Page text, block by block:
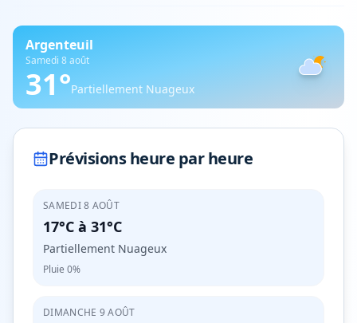
Argenteuil
Samedi 8 août
31°Partiellement Nuageux
Prévisions heure par heure
SAMEDI 8 AOÛT
17°C à 31°C
Partiellement Nuageux
Pluie 0%
DIMANCHE 9 AOÛT